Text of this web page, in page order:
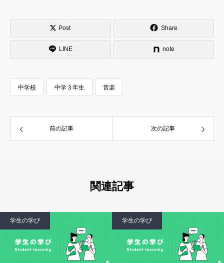
Post Share
LINE note
中学校 中学３年生 音楽
前の記事 次の記事
関連記事
学生の学び 学生の学び